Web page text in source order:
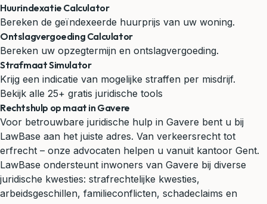
Huurindexatie Calculator
Bereken de geïndexeerde huurprijs van uw woning.
Ontslagvergoeding Calculator
Bereken uw opzegtermijn en ontslagvergoeding.
Strafmaat Simulator
Krijg een indicatie van mogelijke straffen per misdrijf.
Bekijk alle 25+ gratis juridische tools
Rechtshulp op maat in Gavere
Voor betrouwbare juridische hulp in Gavere bent u bij
LawBase aan het juiste adres. Van verkeersrecht tot
erfrecht – onze advocaten helpen u vanuit kantoor Gent.
LawBase ondersteunt inwoners van Gavere bij diverse
juridische kwesties: strafrechtelijke kwesties,
arbeidsgeschillen, familieconflicten, schadeclaims en